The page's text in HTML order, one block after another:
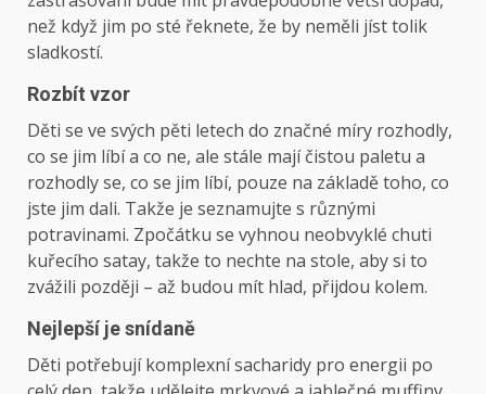
než když jim po sté řeknete, že by neměli jíst tolik
sladkostí.
Rozbít vzor
Děti se ve svých pěti letech do značné míry rozhodly,
co se jim líbí a co ne, ale stále mají čistou paletu a
rozhodly se, co se jim líbí, pouze na základě toho, co
jste jim dali. Takže je seznamujte s různými
potravinami. Zpočátku se vyhnou neobvyklé chuti
kuřecího satay, takže to nechte na stole, aby si to
zvážili později – až budou mít hlad, přijdou kolem.
Nejlepší je snídaně
Děti potřebují komplexní sacharidy pro energii po